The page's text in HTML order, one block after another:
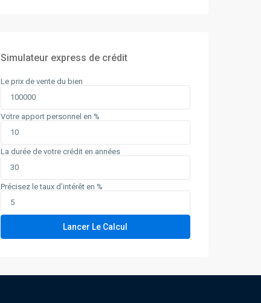
Simulateur express de crédit
Le prix de vente du bien
Votre apport personnel en %
La durée de votre crédit en années
Précisez le taux d’intérêt en %
Lancer Le Calcul